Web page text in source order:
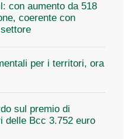
con aumento da 518
coerente con
per i territori, ora
sul premio di
delle Bcc 3.752 euro